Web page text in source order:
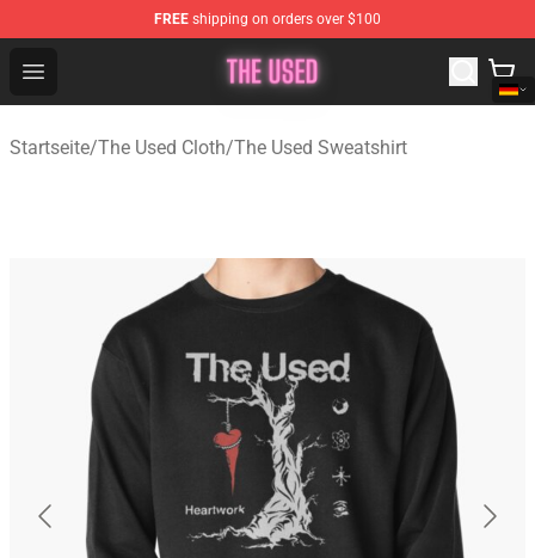
FREE shipping on orders over $100
Open menu
The Used Store - Official The Used Merchandise Shop
Startseite/The Used Cloth/The Used Sweatshirt